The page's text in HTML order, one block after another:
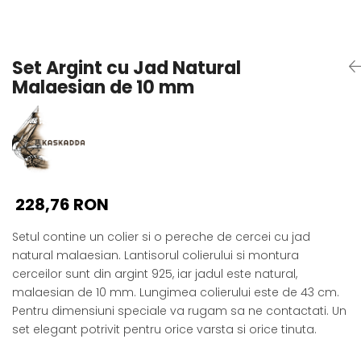
Pandantive cu Perle
Brose cu Perle
Set Argint cu Jad Natural
Malaesian de 10 mm
228,76 RON
Setul contine un colier si o pereche de cercei cu jad
natural malaesian. Lantisorul colierului si montura
cerceilor sunt din argint 925, iar jadul este natural,
malaesian de 10 mm. Lungimea colierului este de 43 cm.
Pentru dimensiuni speciale va rugam sa ne contactati. Un
set elegant potrivit pentru orice varsta si orice tinuta.